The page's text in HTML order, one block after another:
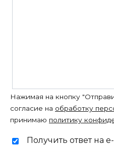
Нажимая на кнопку
согласие на обработку
принимаю политику
Получить ответ на